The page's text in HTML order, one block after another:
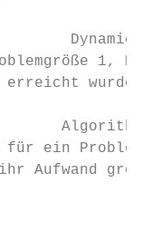
Dynamic
1,
erreicht wurde.
für ein
Aufwand